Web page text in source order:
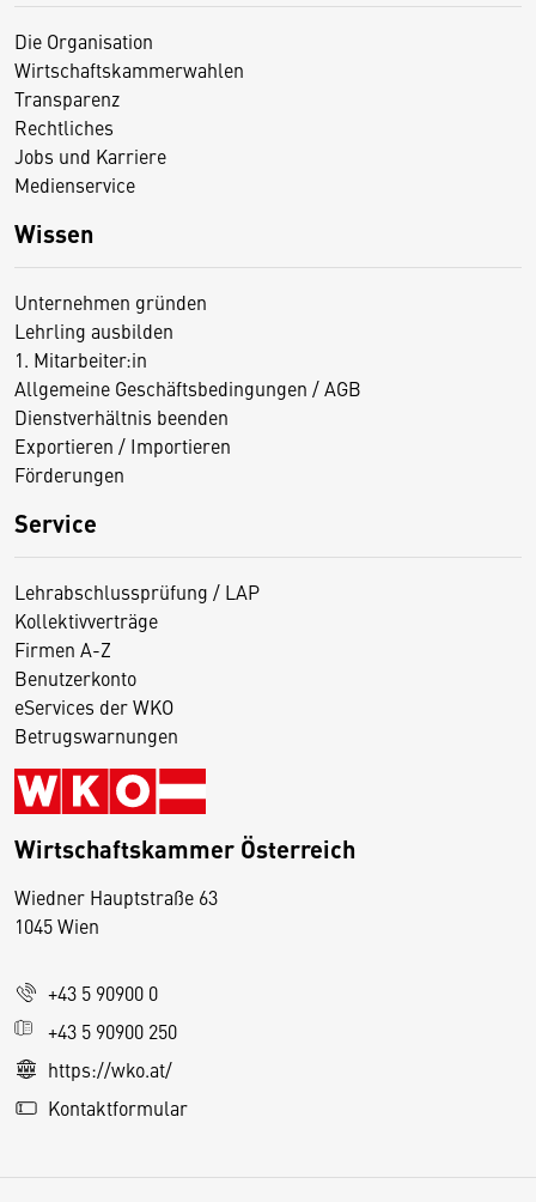
Die Organisation
Wirtschaftskammerwahlen
Transparenz
Rechtliches
Jobs und Karriere
Medienservice
Wissen
Unternehmen gründen
Lehrling ausbilden
1. Mitarbeiter:in
Allgemeine Geschäftsbedingungen / AGB
Dienstverhältnis beenden
Exportieren / Importieren
Förderungen
Service
Lehrabschlussprüfung / LAP
Kollektivverträge
Firmen A-Z
Benutzerkonto
eServices der WKO
Betrugswarnungen
Wirtschaftskammer Österreich
Wiedner Hauptstraße 63
1045 Wien
+43 5 90900 0
+43 5 90900 250
https://wko.at/
Kontaktformular
D
s
e
S
e